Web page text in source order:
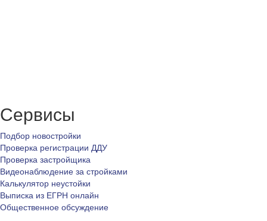
Сервисы
Подбор новостройки
Проверка регистрации ДДУ
Проверка застройщика
Видеонаблюдение за стройками
Калькулятор неустойки
Выписка из ЕГРН онлайн
Общественное обсуждение